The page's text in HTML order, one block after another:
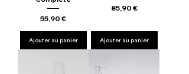
Prix
55,90 €
Ajouter au panier
Prix
85,90 €
Ajouter au panier